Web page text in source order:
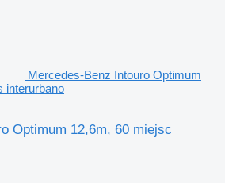
Mercedes-Benz Intouro Optimum
interurbano
Optimum 12,6m, 60 miejsc